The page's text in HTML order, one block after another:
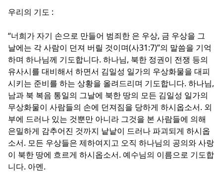
우리의 기도 :
“너희가 자기 손으로 만들어 범죄한 은 우상, 금 우상을 그
날에는 각 사람이 던져 버릴 것이며(사31:7)”의 말씀을 기억
하며 하나님께 기도합니다. 하나님, 북한 정권이 전쟁 등의
유사시를 대비해서 하면서 김일성 일가의 우상화물을 대피
시키는 준비를 하는 상황을 올려드리며 기도합니다. 하나님,
남과 북 복음 통일의 그날에 북한 땅의 모든 김일성 일가의
무상화물이 사람들의 손에 던져짐을 당하게 하시옵소서. 외
부에 드러나 있는 것뿐만 아니라 그것을 본 사람들에 의해
은밀하게 감추어진 것까지 낱낱이 드러나 파괴되게 하시옵
소서. 모든 우상들은 제하여지고 오직 하나님의 공의와 사랑
이 북한 땅에 흐르게 하시옵소서. 예수님의 이름으로 기도합
니다. 아멘.